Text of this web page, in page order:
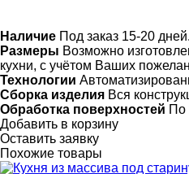
Наличие Под заказ 15-20 дней.
Размеры Возможно
кухни, с учётом Ваших
Технологии
Сборка изделия Вся
Обработка поверхностей По
Добавить в корзину
Оставить заявку
Похожие товары